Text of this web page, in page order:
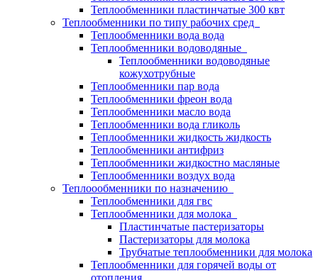
Теплообменники пластинчатые 300 квт
Теплообменники по типу рабочих сред
Теплообменники вода вода
Теплообменники водоводяные
Теплообменники водоводяные
кожухотрубные
Теплообменники пар вода
Теплообменники фреон вода
Теплообменники масло вода
Теплообменники вода гликоль
Теплообменники жидкость жидкость
Теплообменники антифриз
Теплообменники жидкостно масляные
Теплообменники воздух вода
Теплоообменники по назначению
Теплообменники для гвс
Теплообменники для молока
Пластинчатые пастеризаторы
Пастеризаторы для молока
Трубчатые теплообменники для молока
Теплообменники для горячей воды от
отопления